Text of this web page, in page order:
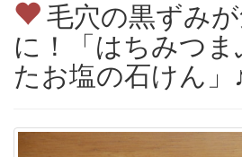
毛穴の黒ずみ
に！「はちみつま
たお塩の石けん」